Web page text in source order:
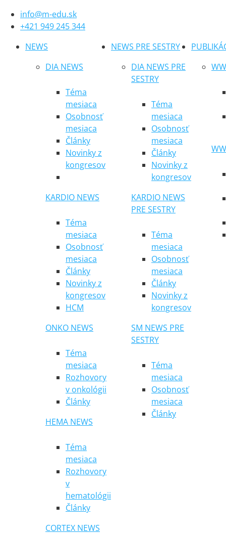
info@m-edu.sk
+421 949 245 344
NEWS
DIA NEWS
Téma
mesiaca
Osobnosť
mesiaca
Články
Novinky z
kongresov
KARDIO NEWS
Téma
mesiaca
Osobnosť
mesiaca
Články
Novinky z
kongresov
HCM
ONKO NEWS
Téma
mesiaca
Rozhovory
v onkológii
Články
HEMA NEWS
Téma
mesiaca
Rozhovory
v
hematológii
Články
CORTEX NEWS
NEWS PRE SESTRY
DIA NEWS PRE
SESTRY
Téma
mesiaca
Osobnosť
mesiaca
Články
Novinky z
kongresov
KARDIO NEWS
PRE SESTRY
Téma
mesiaca
Osobnosť
mesiaca
Články
Novinky z
kongresov
SM NEWS PRE
SESTRY
Téma
mesiaca
Osobnosť
mesiaca
Články